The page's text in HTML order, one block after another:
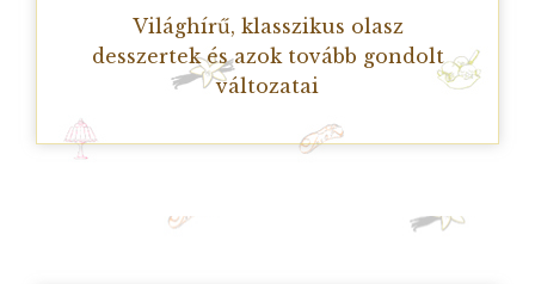
Világhírű, klasszikus olasz
desszertek és azok tovább gondolt
változatai